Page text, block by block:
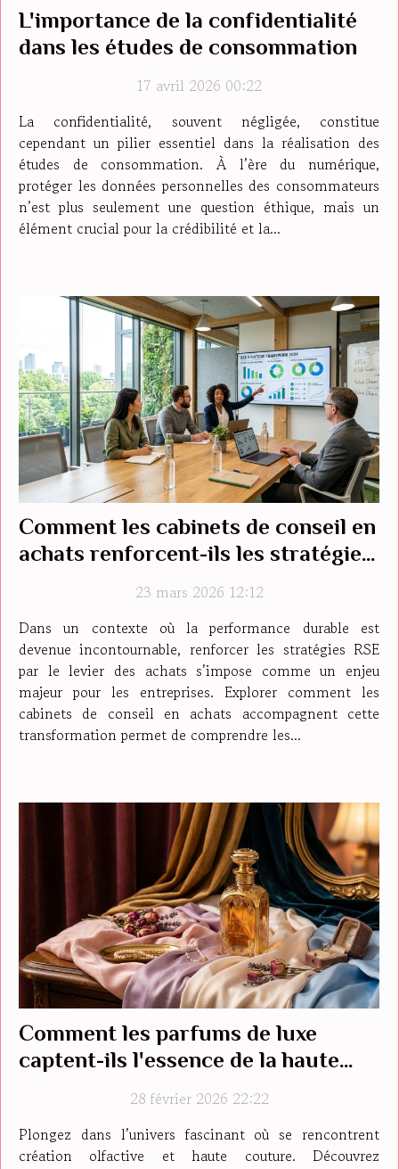
L'importance de la confidentialité
dans les études de consommation
17 avril 2026 00:22
La confidentialité, souvent négligée, constitue
cependant un pilier essentiel dans la réalisation des
études de consommation. À l’ère du numérique,
protéger les données personnelles des consommateurs
n’est plus seulement une question éthique, mais un
élément crucial pour la crédibilité et la...
Comment les cabinets de conseil en
achats renforcent-ils les stratégies
23 mars 2026 12:12
Dans un contexte où la performance durable est
devenue incontournable, renforcer les stratégies RSE
par le levier des achats s’impose comme un enjeu
majeur pour les entreprises. Explorer comment les
cabinets de conseil en achats accompagnent cette
transformation permet de comprendre les...
Comment les parfums de luxe
captent-ils l'essence de la haute
28 février 2026 22:22
Plongez dans l’univers fascinant où se rencontrent
création olfactive et haute couture. Découvrez